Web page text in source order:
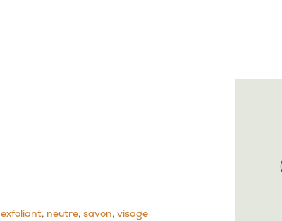
exfoliant, neutre, savon, visage